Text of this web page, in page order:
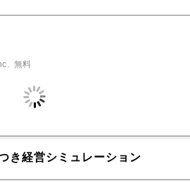
無料
き経営シミュレーション